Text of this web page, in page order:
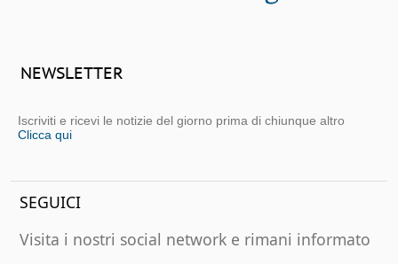
NEWSLETTER
Iscriviti e ricevi le notizie del giorno prima di chiunque altro
Clicca qui
SEGUICI
Visita i nostri social network e rimani informato